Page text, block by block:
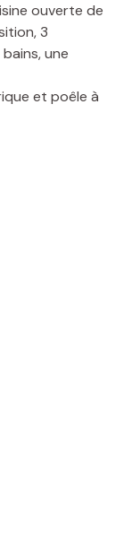
ouverte de
3
une
et poêle à